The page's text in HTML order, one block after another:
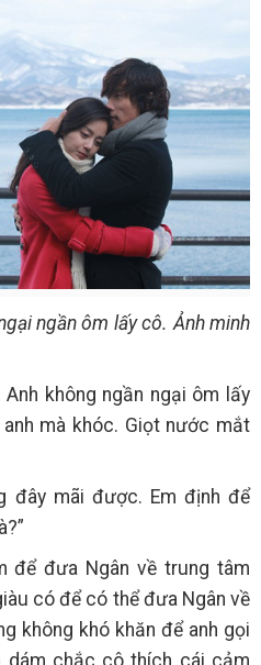
ngần ôm lấy cô. Ảnh minh
không ngần ngại ôm lấy
mà khóc. Giọt nước mắt
đây mãi được. Em định để
để đưa Ngân về trung tâm
có để có thể đưa Ngân về
không khó khăn để anh gọi